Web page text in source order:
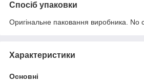
Спосіб упаковки
Оригінальне паковання виробника. No
Характеристики
Основні